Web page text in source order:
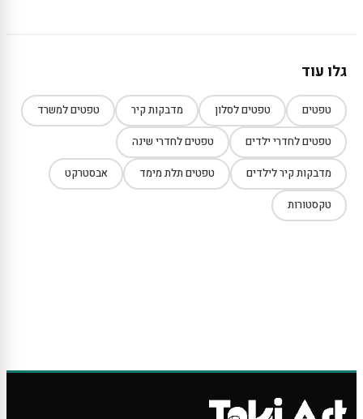
גלו עוד
טפטים טפטים לסלון מדבקות קיר טפטים למשרד
טפטים לחדרי ילדים טפטים לחדרי שינה
מדבקות קיר לילדים טפטים תלת מימד אבסטרקט
טקסטורות